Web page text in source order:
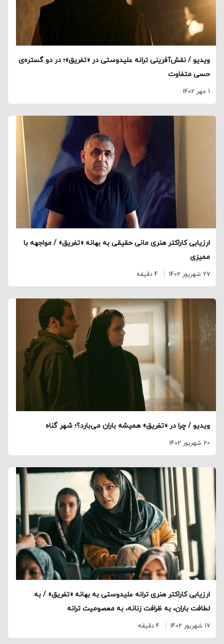
ویدیو / نقش‌آفرینی ترانه علیدوستی در «تفریق»؛ در دو گستره‌ی
حسی متفاوت
1 مهر 1402
ارزیابی کاراکتر هنری مانی حقیقی به بهانه «تفریق» / مواجهه با
ممیزی
27 شهریور 1402 4 دقیقه
ویدیو / چرا در «تفریق» همیشه باران می‌بارد؟؛ شهر گناه
20 شهریور 1402
ارزیابی کاراکتر هنری ترانه علیدوستی به بهانه «تفریق» / به
لطافت باران، به ظرافت زنانه، به معصومیت ترانه
17 شهریور 1402 4 دقیقه